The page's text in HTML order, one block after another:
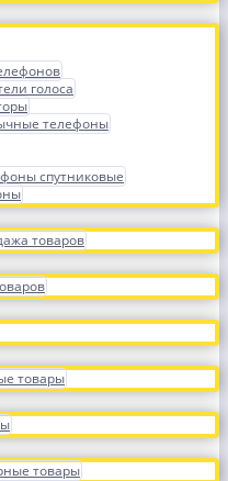
голоса
телефоны
спутниковые
товаров
товары
товары